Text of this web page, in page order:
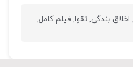
, اخلاق بندگی,تقوا,فیلم کامل,